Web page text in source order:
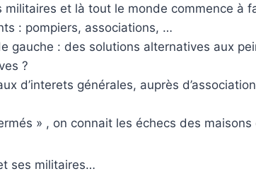
et là tout le monde commence à
: pompiers, associations, …
gauche : des solutions alternatives aux
?
d’interets générales, auprès
» , on connait les échecs des
ses militaires…